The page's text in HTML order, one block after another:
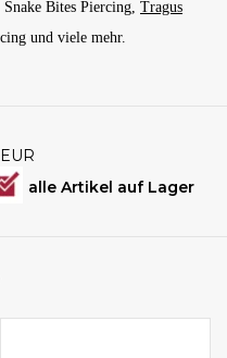
Bites Piercing, Tragus
und viele mehr.
alle Artikel auf Lager